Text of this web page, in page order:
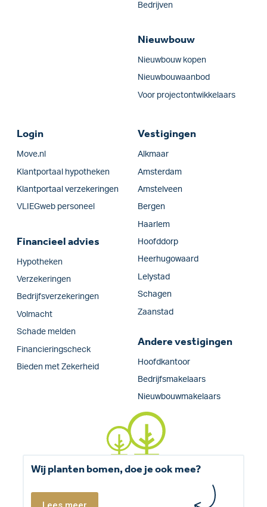
Bedrijven
Nieuwbouw
Nieuwbouw kopen
Nieuwbouwaanbod
Voor projectontwikkelaars
Login
Move.nl
Klantportaal hypotheken
Klantportaal verzekeringen
VLIEGweb personeel
Financieel advies
Hypotheken
Verzekeringen
Bedrijfs­verzekeringen
Volmacht
Schade melden
Financieringscheck
Bieden met Zekerheid
Vestigingen
Alkmaar
Amsterdam
Amstelveen
Bergen
Haarlem
Hoofddorp
Heerhugowaard
Lelystad
Schagen
Zaanstad
Andere vestigingen
Hoofdkantoor
Bedrijfsmakelaars
Nieuwbouwmakelaars
Wij planten bomen, doe je ook mee?